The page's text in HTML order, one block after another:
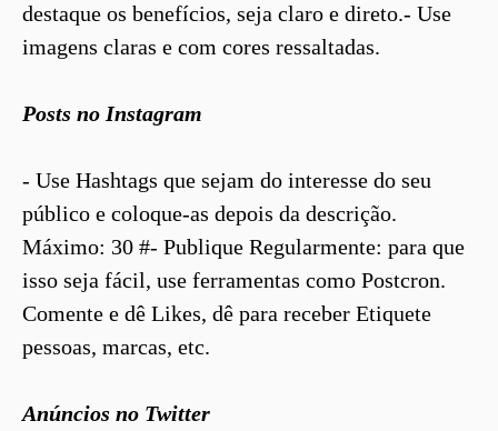
destaque os benefícios, seja claro e direto.- Use
imagens claras e com cores ressaltadas.
Posts no Instagram
- Use Hashtags que sejam do interesse do seu
público e coloque-as depois da descrição.
Máximo: 30 #- Publique Regularmente: para que
isso seja fácil, use ferramentas como Postcron.
Comente e dê Likes, dê para receber Etiquete
pessoas, marcas, etc.
Anúncios no Twitter